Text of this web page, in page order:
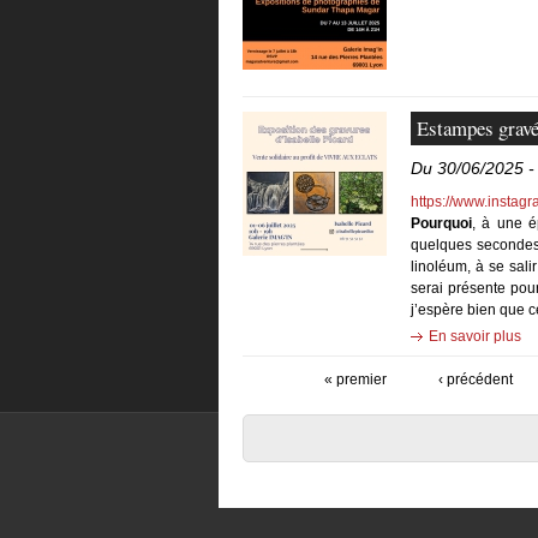
Estampes
Du 30/06/2025
https://
Pourquoi, à une
quelques
linoléum, à se
serai présente
j’espère bien que
En savoir plus
« premier ‹ précédent